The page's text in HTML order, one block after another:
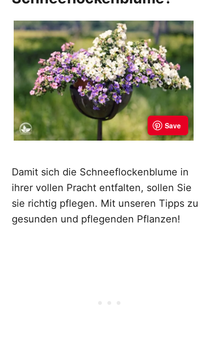
Damit sich die Schneeflockenblume in
ihrer vollen Pracht entfalten, sollen Sie
sie richtig pflegen. Mit unseren Tipps zu
gesunden und pflegenden Pflanzen!